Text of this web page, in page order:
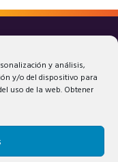
y análisis,
y/o del dispositivo para
uso de la web. Obtener